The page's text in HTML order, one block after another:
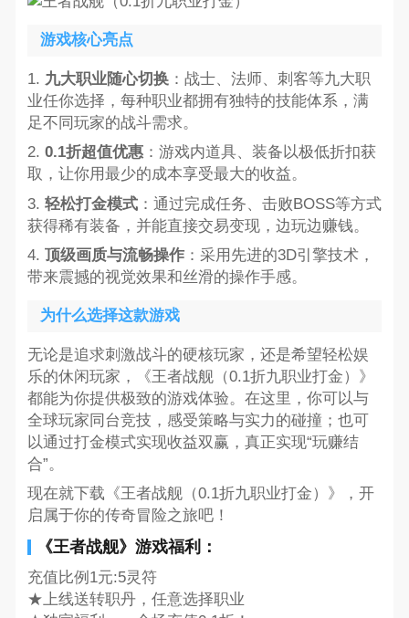
游戏核心亮点
1. 九大职业随心切换：战士、法师、刺客等九大职
业任你选择，每种职业都拥有独特的技能体系，满
足不同玩家的战斗需求。
2. 0.1折超值优惠：游戏内道具、装备以极低折扣获
取，让你用最少的成本享受最大的收益。
3. 轻松打金模式：通过完成任务、击败BOSS等方式
获得稀有装备，并能直接交易变现，边玩边赚钱。
4. 顶级画质与流畅操作：采用先进的3D引擎技术，
带来震撼的视觉效果和丝滑的操作手感。
为什么选择这款游戏
无论是追求刺激战斗的硬核玩家，还是希望轻松娱
乐的休闲玩家，《王者战舰（0.1折九职业打金）》
都能为你提供极致的游戏体验。在这里，你可以与
全球玩家同台竞技，感受策略与实力的碰撞；也可
以通过打金模式实现收益双赢，真正实现“玩赚结
合”。
现在就下载《王者战舰（0.1折九职业打金）》，开
启属于你的传奇冒险之旅吧！
《王者战舰》游戏福利：
充值比例1元:5灵符
★上线送转职丹，任意选择职业